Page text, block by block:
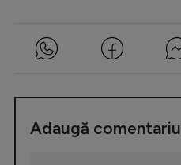
Adaugă comentariu